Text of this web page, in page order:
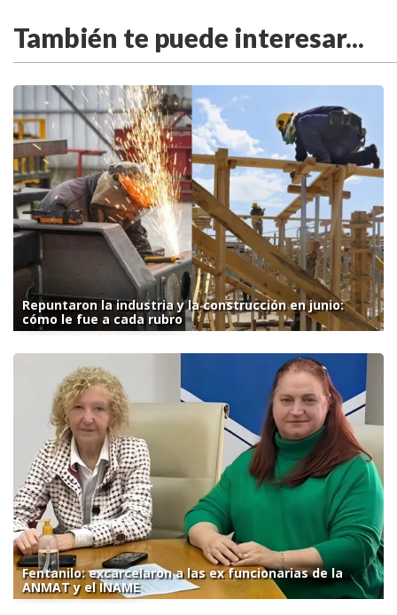
También te puede interesar...
Repuntaron la industria y la construcción en junio:
cómo le fue a cada rubro
Fentanilo: excarcelaron a las ex funcionarias de la
ANMAT y el INAME